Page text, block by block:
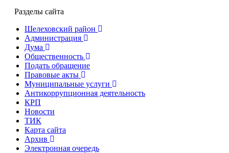
Разделы сайта
Шелеховский район
Администрация
Дума
Общественность
Подать обращение
Правовые акты
Муниципальные услуги
Антикоррупционная деятельность
КРП
Новости
ТИК
Карта сайта
Архив
Электронная очередь